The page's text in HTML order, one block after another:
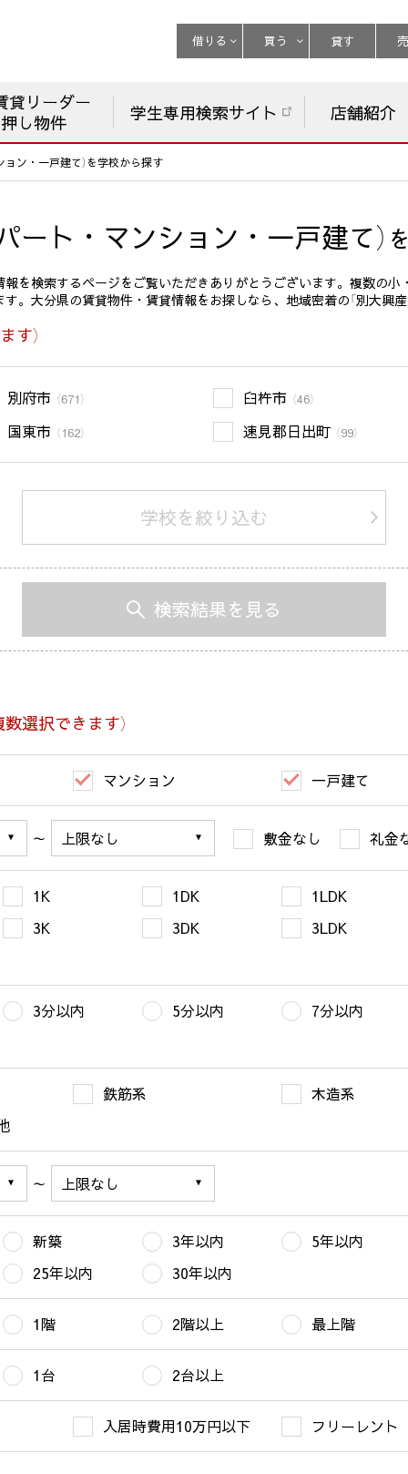
借りる 買う 貸す
貸リーダー
し物件
学生専用検索サイト 店舗紹介
ン・一戸建て）を学校から探す
ート・マンション・一戸建て）
を検索するページをご覧いただきありがとうございます。複数の
。大分県の賃貸物件・賃貸情報をお探しなら、地域密着の「別大興
す）
別府市 （671） 臼杵市 （46）
国東市 （162） 速見郡日出町 （99）
学校を絞り込む
検索結果を見る
数選択できます）
マンション 一戸建て
～ 敷金なし 礼金
1K 1DK
1LDK
3K
3DK 3LDK
3分以内 5分以内 7分以内
鉄筋系
木造系
～
新築 3年以内
5年以内
25年以内
30年以内
1階 2階以上 最上階
1台 2台以上
入居時費用10万円以下 フリーレント